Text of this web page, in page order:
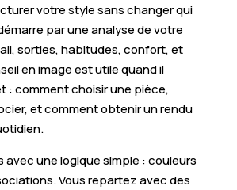
votre style sans changer qui
par une analyse de votre
sorties, habitudes, confort, et
en image est utile quand il
: comment choisir une pièce,
et comment obtenir un rendu
avec une logique simple : couleurs
Vous repartez avec des